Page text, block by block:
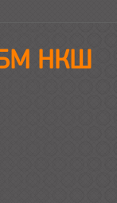
НКШ